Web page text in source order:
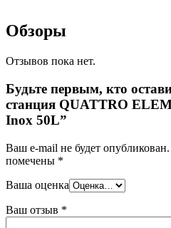
Обзоры
Отзывов пока нет.
Будьте первым, кто
станция QUATTRO
Inox 50L”
Ваш e-mail не будет опубликован.
помечены *
Ваша оценка
Ваш отзыв *